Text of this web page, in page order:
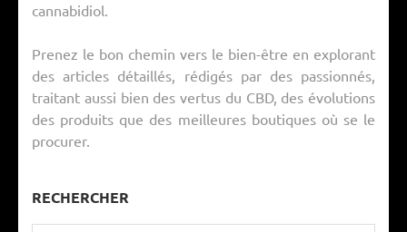
cannabidiol.
Prenez le bon chemin vers le bien-être en explorant
des articles détaillés, rédigés par des passionnés,
traitant aussi bien des vertus du CBD, des évolutions
des produits que des meilleures boutiques où se le
procurer.
RECHERCHER